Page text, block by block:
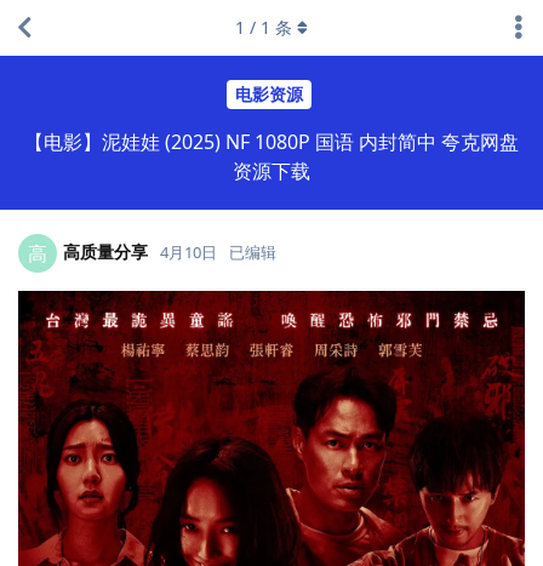
电影资源
【电影】泥娃娃 (2025) NF 1080P 国语 内封简中 夸克网盘
资源下载
1 / 1 条
高 高质量分享 4月10日 已编辑